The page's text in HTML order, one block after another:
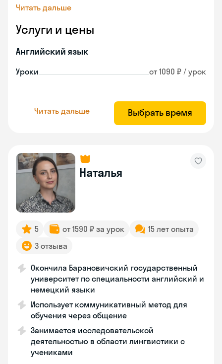
Читать дальше
Услуги и цены
Английский язык
Уроки от 1090 ₽ / урок
Читать дальше Выбрать время
Наталья
5 от 1590 ₽ за урок
15 лет опыта
3 отзыва
Окончила Барановичский государственный
университет по специальности английский и
немецкий языки
Использует коммуникативный метод для
обучения через общение
Занимается исследовательской
деятельностью в области лингвистики с
учениками